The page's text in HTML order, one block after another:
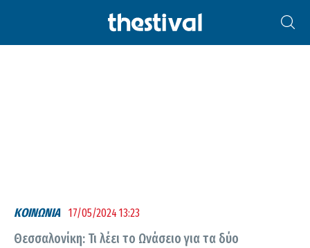
ΠΑΡΒΟΪΌΣ
ΚΟΙΝΩΝΙΑ 17/05/2024 13:23
Θεσσαλονίκη: Τι λέει το Ωνάσειο για τα δύο